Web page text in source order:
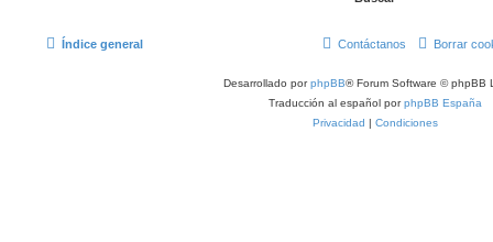
Índice general Borrar
Contáctanos
Desarrollado porphpBB® Forum Software © phpBB
Traducción al español porphpBB España
Privacidad | Condiciones